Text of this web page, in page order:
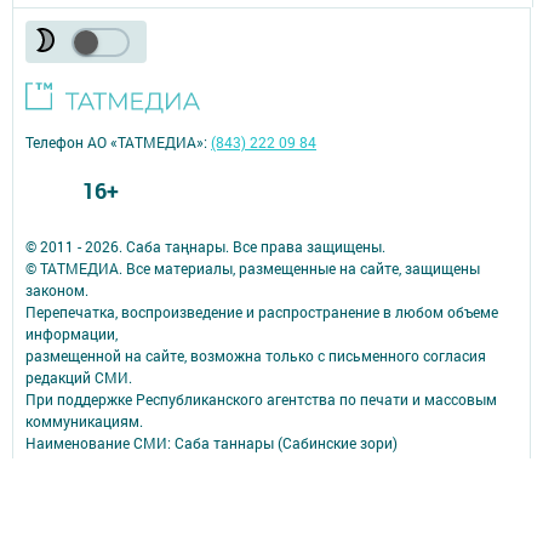
© 2011 - 2026. Саба таңнары. Все права защищены.
© ТАТМЕДИА. Все материалы, размещенные на сайте, защищены
законом.
Перепечатка, воспроизведение и распространение в любом объеме
информации,
размещенной на сайте, возможна только с письменного согласия
редакций СМИ.
При поддержке Республиканского агентства по печати и массовым
коммуникациям.
Наименование СМИ: Саба таннары (Сабинские зори)
Телефон АО «ТАТМЕДИА»:(843) 222 09 84
16+